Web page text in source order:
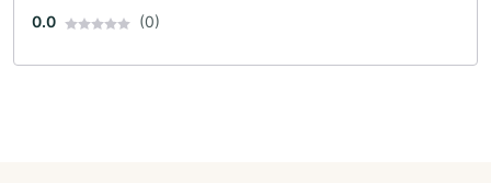
0.0 (0)